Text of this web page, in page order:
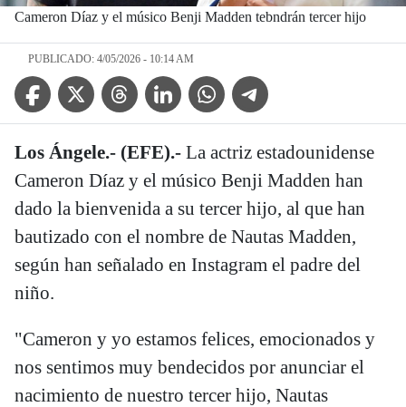
Cameron Díaz y el músico Benji Madden tebndrán tercer hijo
PUBLICADO: 4/05/2026 - 10:14 AM
Facebook IconTwitter IconThreads IconLinkedin IconWhatsApp IconTelegram Icon
Los Ángele.- (EFE).- La actriz estadounidense
Cameron Díaz y el músico Benji Madden han
dado la bienvenida a su tercer hijo, al que han
bautizado con el nombre de Nautas Madden,
según han señalado en Instagram el padre del
niño.
"Cameron y yo estamos felices, emocionados y
nos sentimos muy bendecidos por anunciar el
nacimiento de nuestro tercer hijo, Nautas